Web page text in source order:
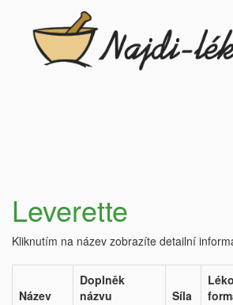
Leverette
Kliknutím na název zobrazíte detailní
Název
Doplněk
názvu
Síla